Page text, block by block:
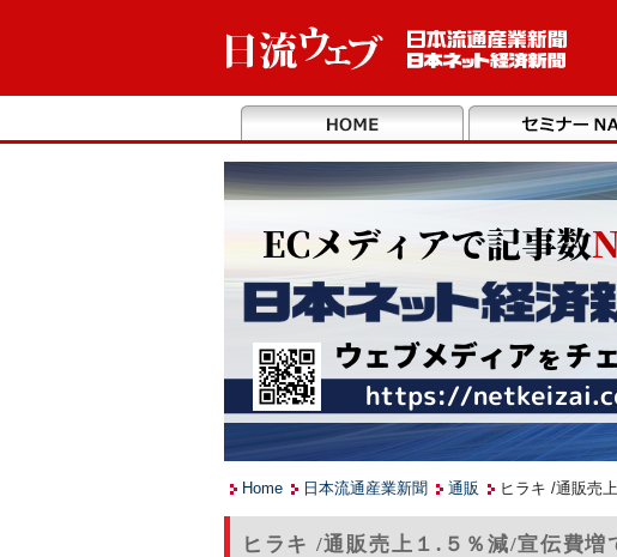
Home 日本流通産業新聞 通販 ヒラキ /通販売
ヒラキ /通販売上１.５％減/宣伝費増